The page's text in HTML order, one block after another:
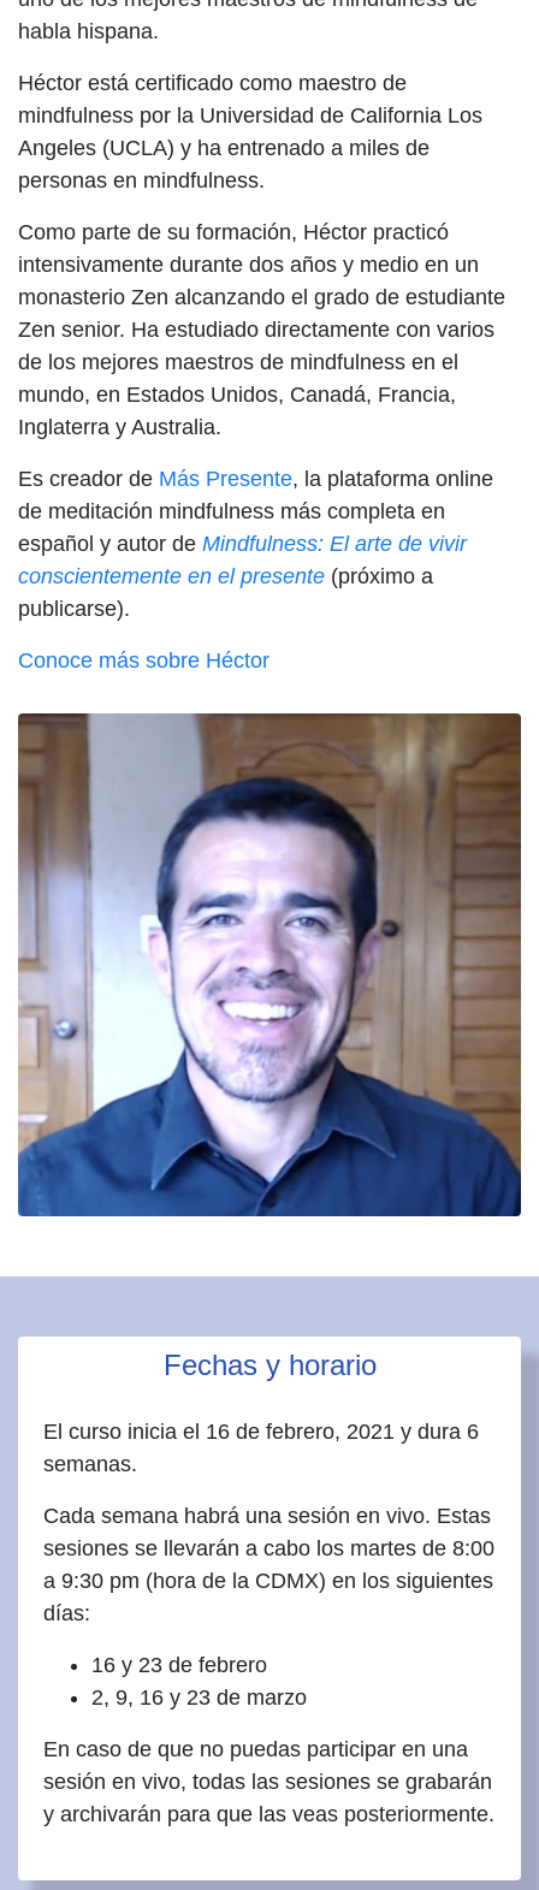
habla hispana.
Héctor está certificado como maestro de
mindfulness por la Universidad de California Los
Angeles (UCLA) y ha entrenado a miles de
personas en mindfulness.
Como parte de su formación, Héctor practicó
intensivamente durante dos años y medio en un
monasterio Zen alcanzando el grado de estudiante
Zen senior. Ha estudiado directamente con varios
de los mejores maestros de mindfulness en el
mundo, en Estados Unidos, Canadá, Francia,
Inglaterra y Australia.
Es creador de Más Presente, la plataforma online
de meditación mindfulness más completa en
español y autor de Mindfulness: El arte de vivir
conscientemente en el presente (próximo a
publicarse).
Conoce más sobre Héctor
Fechas y horario
El curso inicia el 16 de febrero, 2021 y dura 6
semanas.
Cada semana habrá una sesión en vivo. Estas
sesiones se llevarán a cabo los martes de 8:00
a 9:30 pm (hora de la CDMX) en los siguientes
días:
16 y 23 de febrero
2, 9, 16 y 23 de marzo
En caso de que no puedas participar en una
sesión en vivo, todas las sesiones se grabarán
y archivarán para que las veas posteriormente.